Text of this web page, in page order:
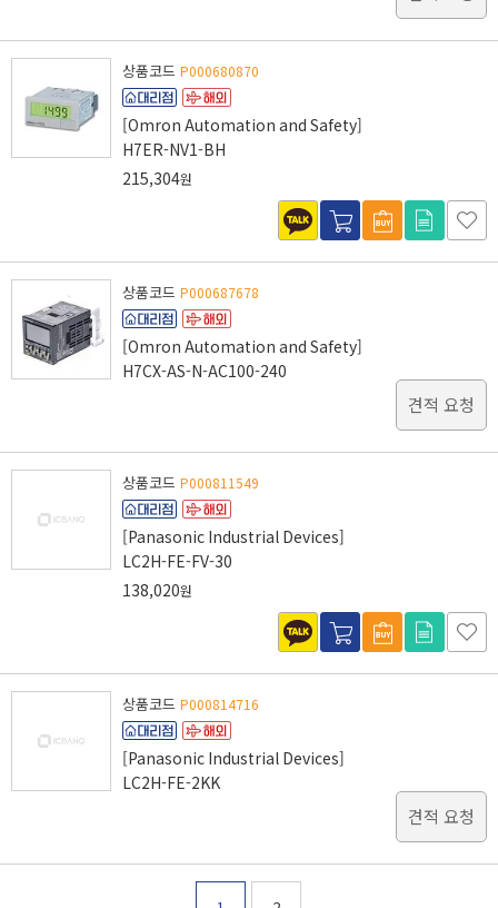
상품코드 P000680870
[Omron Automation and Safety]
H7ER-NV1-BH
215,304원
상품코드 P000687678
[Omron Automation and Safety]
H7CX-AS-N-AC100-240
견적 요청
상품코드 P000811549
[Panasonic Industrial Devices]
LC2H-FE-FV-30
138,020원
상품코드 P000814716
[Panasonic Industrial Devices]
LC2H-FE-2KK
견적 요청